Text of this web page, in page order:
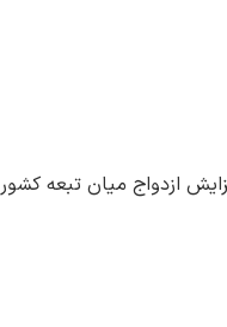
ازدواج میان تبعه کشور